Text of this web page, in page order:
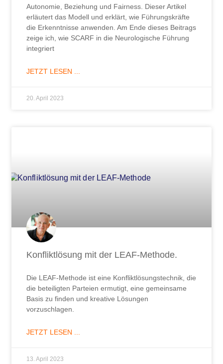
Autonomie, Beziehung und Fairness. Dieser Artikel
erläutert das Modell und erklärt, wie Führungskräfte
die Erkenntnisse anwenden. Am Ende dieses Beitrags
zeige ich, wie SCARF in die Neurologische Führung
integriert
JETZT LESEN ...
20. April 2023
Konfliktlösung mit der LEAF-Methode.
Die LEAF-Methode ist eine Konfliktlösungstechnik, die
die beteiligten Parteien ermutigt, eine gemeinsame
Basis zu finden und kreative Lösungen
vorzuschlagen.
JETZT LESEN ...
13. April 2023